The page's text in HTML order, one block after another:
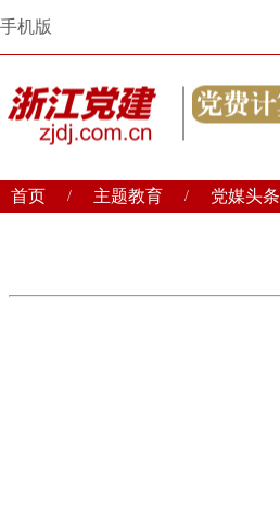
手机版
首页 / 主题教育 / 党媒头条